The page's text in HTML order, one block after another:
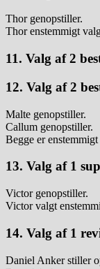
Thor genopstiller.
Thor enstemmigt
11. Valg af 2
12. Valg af 2
Malte genopstiller.
Callum genopstiller.
Begge er
13. Valg af 1
Victor genopstiller.
Victor valgt
14. Valg af 1
Daniel Anker stiller